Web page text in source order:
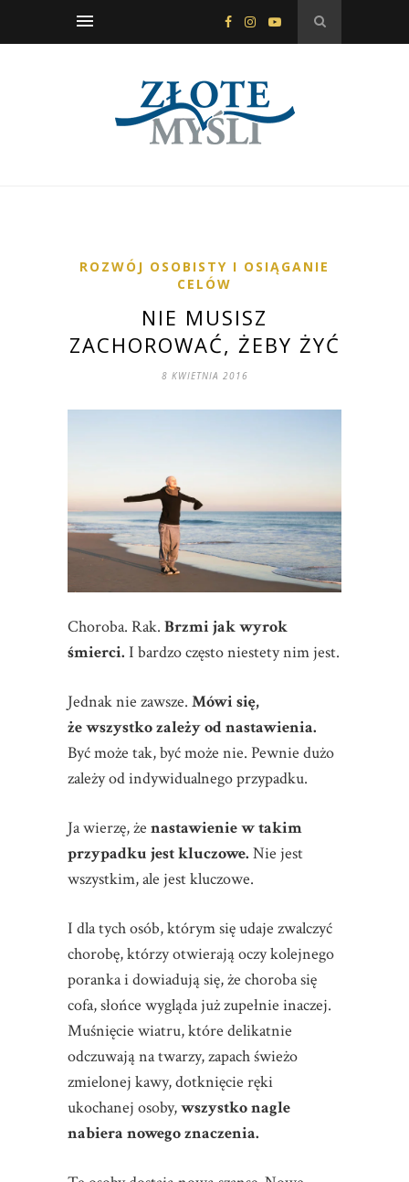
ROZWÓJ OSOBISTY I OSIĄGANIE
CELÓW
NIE MUSISZ
ZACHOROWAĆ, ŻEBY ŻYĆ
8 KWIETNIA 2016
Choroba. Rak. Brzmi jak wyrok
śmierci. I bardzo często niestety nim jest.
Jednak nie zawsze. Mówi się,
że wszystko zależy od nastawienia.
Być może tak, być może nie. Pewnie dużo
zależy od indywidualnego przypadku.
Ja wierzę, że nastawienie w takim
przypadku jest kluczowe. Nie jest
wszystkim, ale jest kluczowe.
I dla tych osób, którym się udaje zwalczyć
chorobę, którzy otwierają oczy kolejnego
poranka i dowiadują się, że choroba się
cofa, słońce wygląda już zupełnie inaczej.
Muśnięcie wiatru, które delikatnie
odczuwają na twarzy, zapach świeżo
zmielonej kawy, dotknięcie ręki
ukochanej osoby,wszystko nagle
nabiera nowego znaczenia.